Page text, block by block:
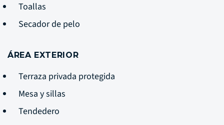
Toallas
Secador de pelo
ÁREA EXTERIOR
Terraza privada protegida
Mesa y sillas
Tendedero